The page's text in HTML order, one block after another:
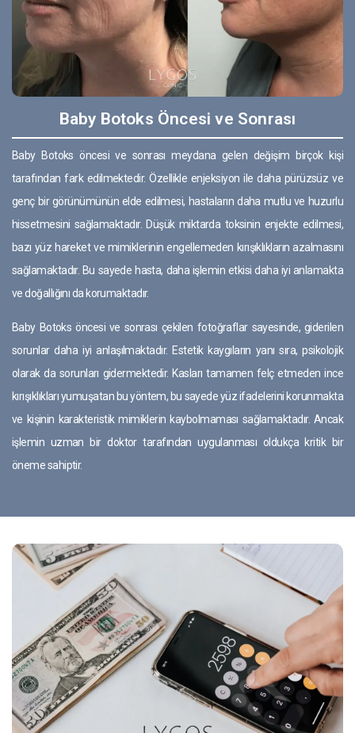
Baby Botoks Öncesi ve Sonrası
Baby Botoks öncesi ve sonrası meydana gelen değişim birçok kişi
tarafından fark edilmektedir. Özellikle enjeksiyon ile daha pürüzsüz ve
genç bir görünümünün elde edilmesi, hastaların daha mutlu ve huzurlu
hissetmesini sağlamaktadır. Düşük miktarda toksinin enjekte edilmesi,
bazı yüz hareket ve mimiklerinin engellemeden kırışıklıkların azalmasını
sağlamaktadır. Bu sayede hasta, daha işlemin etkisi daha iyi anlamakta
ve doğallığını da korumaktadır.
Baby Botoks öncesi ve sonrası çekilen fotoğraflar sayesinde, giderilen
sorunlar daha iyi anlaşılmaktadır. Estetik kaygıların yanı sıra, psikolojik
olarak da sorunları gidermektedir. Kasları tamamen felç etmeden ince
kırışıklıkları yumuşatan bu yöntem, bu sayede yüz ifadelerini korunmakta
ve kişinin karakteristik mimiklerin kaybolmaması sağlamaktadır. Ancak
işlemin uzman bir doktor tarafından uygulanması oldukça kritik bir
öneme sahiptir.